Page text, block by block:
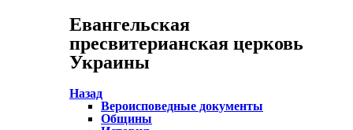
Евангельская
пресвитерианская церковь
Украины
Назад
Вероисповедные документы
Общины